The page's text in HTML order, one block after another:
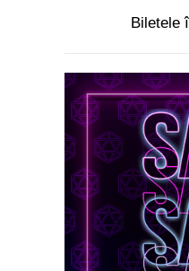
Biletele